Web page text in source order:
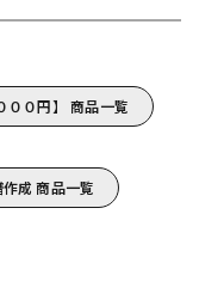
０円】 商品一覧
成 商品一覧